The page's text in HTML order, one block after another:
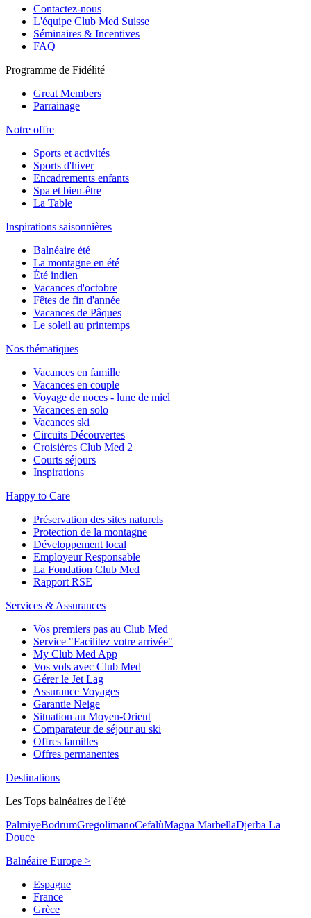
Contactez-nous
L'équipe Club Med Suisse
Séminaires & Incentives
FAQ
Programme de Fidélité
Great Members
Parrainage
Notre offre
Sports et activités
Sports d'hiver
Encadrements enfants
Spa et bien-être
La Table
Inspirations saisonnières
Balnéaire été
La montagne en été
Été indien
Vacances d'octobre
Fêtes de fin d'année
Vacances de Pâques
Le soleil au printemps
Nos thématiques
Vacances en famille
Vacances en couple
Voyage de noces - lune de miel
Vacances en solo
Vacances ski
Circuits Découvertes
Croisières Club Med 2
Courts séjours
Inspirations
Happy to Care
Préservation des sites naturels
Protection de la montagne
Développement local
Employeur Responsable
La Fondation Club Med
Rapport RSE
Services & Assurances
Vos premiers pas au Club Med
Service "Facilitez votre arrivée"
My Club Med App
Vos vols avec Club Med
Gérer le Jet Lag
Assurance Voyages
Garantie Neige
Situation au Moyen-Orient
Comparateur de séjour au ski
Offres familles
Offres permanentes
Destinations
Les Tops balnéaires de l'été
PalmiyeBodrumGregolimanoCefalùMagna MarbellaDjerba La
Douce
Balnéaire Europe >
Espagne
France
Grèce